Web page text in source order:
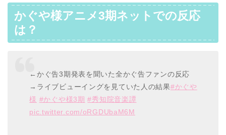
かぐや様アニメ3期ネットでの反応
は？
←かぐ告3期発表を聞いた全かぐ告ファンの反応
→ライブビューイングを見ていた人の結果#かぐや
様 #かぐや様3期 #秀知院音楽譚
pic.twitter.com/oRGDUbaM6M